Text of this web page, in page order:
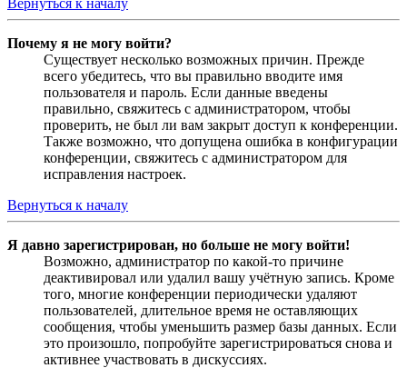
Почему я не могу войти?
Существует несколько возможных причин. Прежде
всего убедитесь, что вы правильно вводите имя
пользователя и пароль. Если данные введены
правильно, свяжитесь с администратором, чтобы
проверить, не был ли вам закрыт доступ к конференции.
Также возможно, что допущена ошибка в конфигурации
конференции, свяжитесь с администратором для
исправления настроек.
Вернуться к началу
Я давно зарегистрирован, но больше не могу войти!
Возможно, администратор по какой-то причине
деактивировал или удалил вашу учётную запись. Кроме
того, многие конференции периодически удаляют
пользователей, длительное время не оставляющих
сообщения, чтобы уменьшить размер базы данных. Если
это произошло, попробуйте зарегистрироваться снова и
активнее участвовать в дискуссиях.